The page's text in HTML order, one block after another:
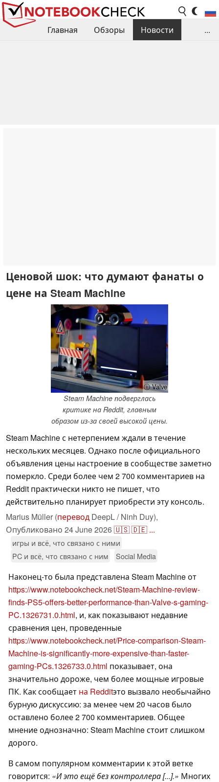
Главная Обзоры
Новости
...
Ценовой шок: что думают фанаты о
цене на Steam Machine
ⓘ Valve
Steam Machine подверглась
критике на Reddit, главным
образом из-за своей высокой цены.
Steam Machine с нетерпением ждали в течение
нескольких месяцев. Однако после официального
объявления цены настроение в сообществе заметно
померкло. Среди более чем 2 700 комментариев на
Reddit практически никто не пишет, что
действительно планирует приобрести эту консоль.
Marius Müller (перевод DeepL / Ninh Duy),
Опубликовано 24 June 2026🇺🇸🇩🇪 ...
игры и всё, что связано с ними
PC и всё, что связано с ним
Social Media
Наконец-то была представлена Steam Machine от
https://www.notebookcheck.net/Steam-Machine-review-
finds-PS5-offers-better-performance-than-Valve-s-gaming-
PC.1326731.0.html, и, как показывают недавние
сравнения цен, проведенные
https://www.notebookcheck.net/Price-comparison-Steam-
Machine-is-significantly-more-expensive-than-faster-
gaming-PCs.1326733.0.html показывает, она
значительно дороже, чем более мощные игровые
ПК. Как сообщает на Redditэто вызвало необычайно
бурную дискуссию: за менее чем 20 часов было
оставлено более 2 700 комментариев. Общее
мнение однозначно: Steam Machine стоит слишком
дорого.
В самом популярном комментарии к этой ветке
говорится: «И это ещё без контроллера [...].» Многих